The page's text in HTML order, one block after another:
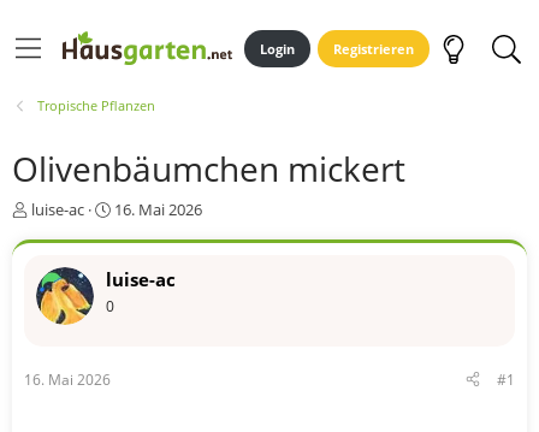
Login Registrieren
Tropische Pflanzen
Olivenbäumchen mickert
E
e
r
luise-ac
E
t
16. Mai 2026
luise-ac
0
16. Mai 2026 #1